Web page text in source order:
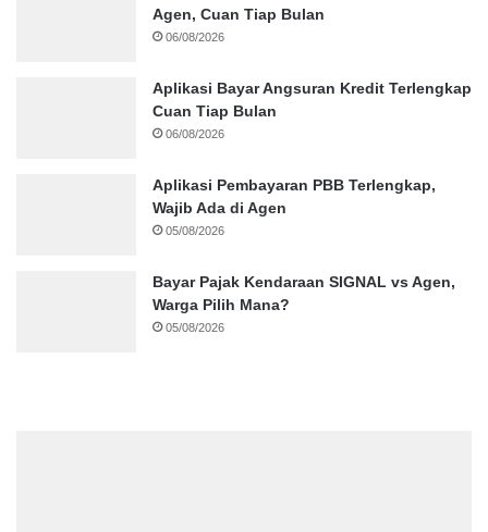
Agen, Cuan Tiap Bulan
06/08/2026
Aplikasi Bayar Angsuran Kredit Terlengkap
Cuan Tiap Bulan
06/08/2026
Aplikasi Pembayaran PBB Terlengkap,
Wajib Ada di Agen
05/08/2026
Bayar Pajak Kendaraan SIGNAL vs Agen,
Warga Pilih Mana?
05/08/2026